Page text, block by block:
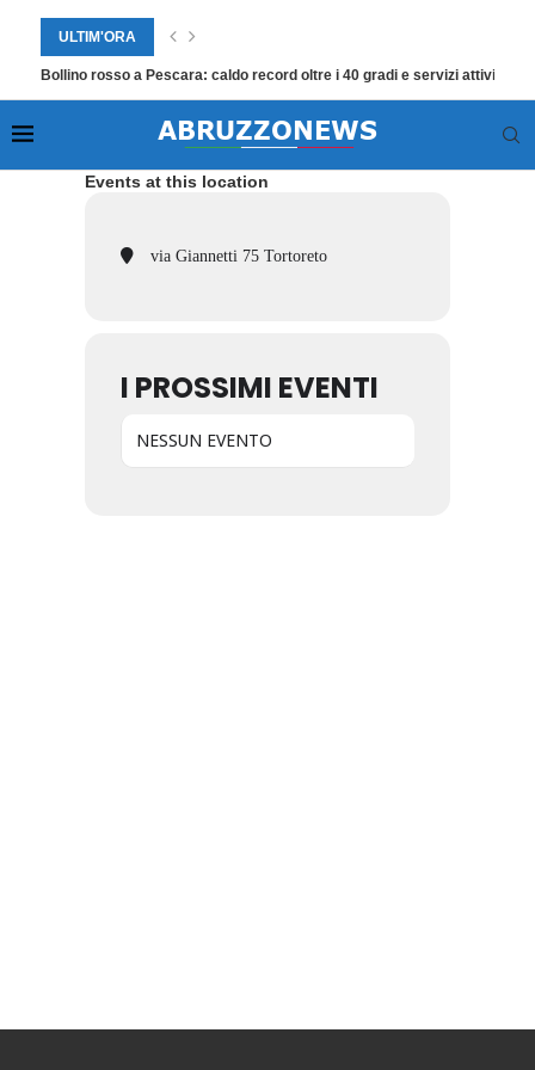
ULTIM'ORA
Bollino rosso a Pescara: caldo record oltre i 40 gradi e servizi attivi per
Events at this location
via Giannetti 75 Tortoreto
I PROSSIMI EVENTI
NESSUN EVENTO